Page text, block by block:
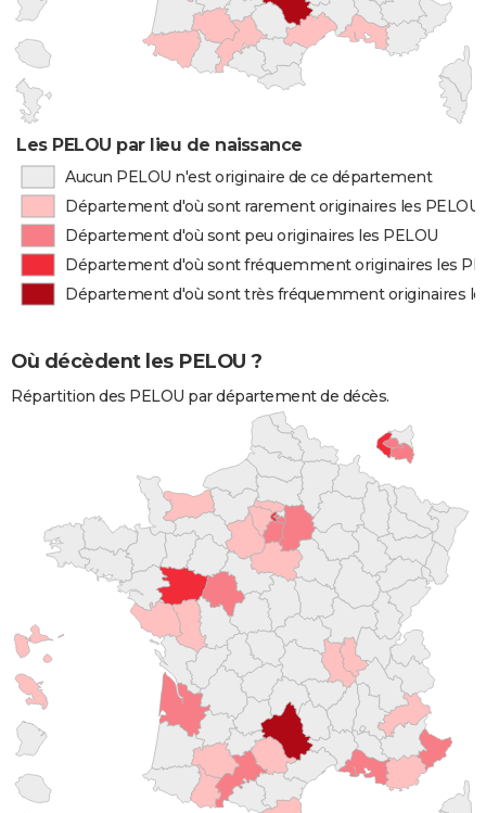
Les PELOU par lieu de naissance
Aucun PELOU n'est originaire de ce département
Département d'où sont rarement originaires les PELOU
Département d'où sont peu originaires les PELOU
Département d'où sont fréquemment originaires les
Département d'où sont très fréquemment originaires
Où décèdent les PELOU ?
Répartition des PELOU par département de décès.